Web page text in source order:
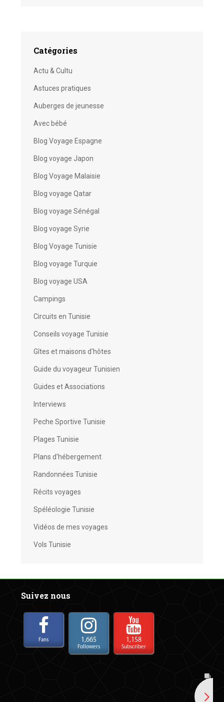
Catégories
Actu & Cultu
Astuces pratiques
Auberges de jeunesse
Avec bébé
Blog Voyage Espagne
Blog voyage Japon
Blog Voyage Malaisie
Blog voyage Qatar
Blog voyage Sénégal
Blog voyage Syrie
Blog Voyage Tunisie
Blog voyage Turquie
Blog voyage USA
Campings
Circuits en Tunisie
Conseils voyage Tunisie
Gîtes et maisons d'hôtes
Guide du voyageur Tunisien
Guides et Associations
Interviews
Peche Sportive Tunisie
Plages Tunisie
Plans d'hébergement
Randonnées Tunisie
Récits voyages
Spéléologie Tunisie
Vidéos de mes voyages
Vols Tunisie
Suivez nous
Fans 1,665
Followers
1,158
Subscriber